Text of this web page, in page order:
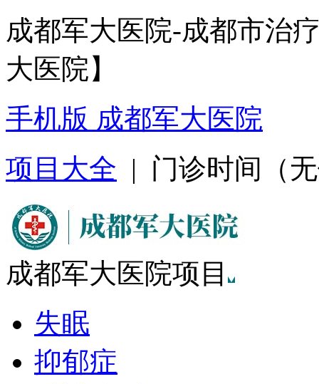
成都军大医院-成都市治
大医院】
手机版 成都军大医院
项目大全 | 门诊时间（
成都军大医院项目
失眠
抑郁症